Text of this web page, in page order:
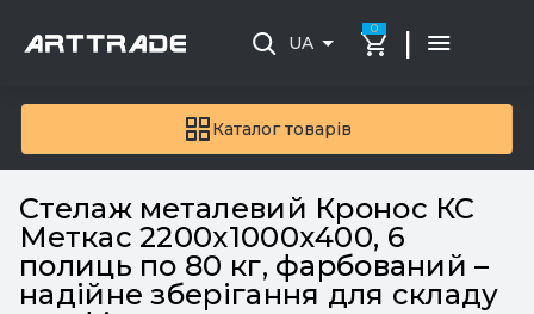
Каталог товарів
UA
0 |
Стелаж металевий Кронос КС
Меткас 2200х1000х400, 6
полиць по 80 кг, фарбований –
надійне зберігання для складу